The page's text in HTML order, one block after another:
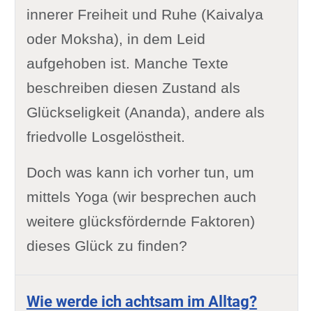
innerer Freiheit und Ruhe (Kaivalya
oder Moksha), in dem Leid
aufgehoben ist. Manche Texte
beschreiben diesen Zustand als
Glückseligkeit (Ananda), andere als
friedvolle Losgelöstheit.
Doch was kann ich vorher tun, um
mittels Yoga (wir besprechen auch
weitere glücksfördernde Faktoren)
dieses Glück zu finden?
Wie werde ich achtsam im Alltag?